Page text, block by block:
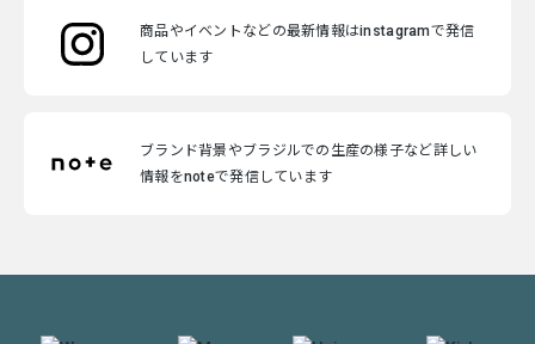
商品やイベントなどの最新情報はinstagramで発信
しています
ブランド背景やブラジルでの生産の様子など詳しい
情報をnoteで発信しています